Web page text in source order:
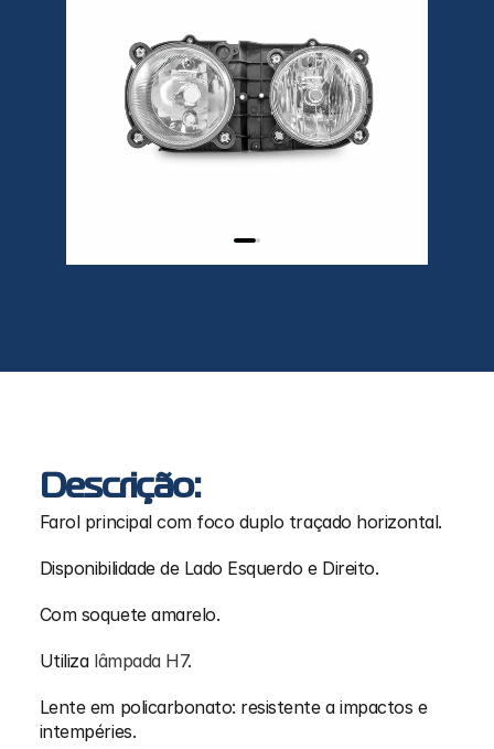
Descrição:
Farol principal com foco duplo traçado horizontal.
Disponibilidade de Lado Esquerdo e Direito.
Com soquete amarelo.
Utiliza lâmpada H7.
Lente em policarbonato: resistente a impactos e
intempéries.